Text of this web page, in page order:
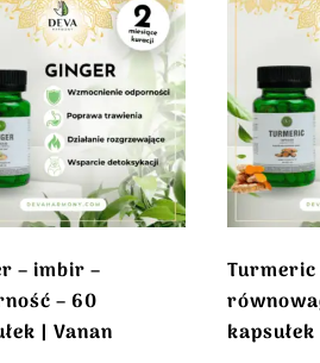
– imbir –
– 60
| Vanan